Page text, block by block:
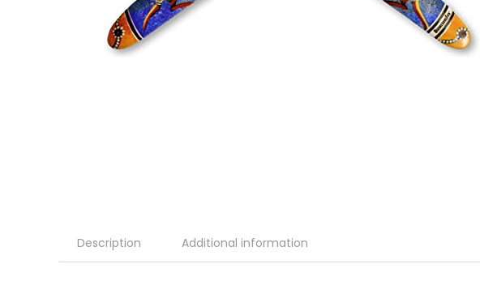
Description Additional information